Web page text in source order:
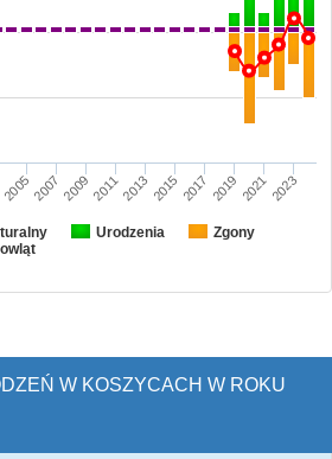
Urodzenia
Zgony
20052007 200920112013 2015 2017 2019 20212023
W KOSZYCACH W ROKU